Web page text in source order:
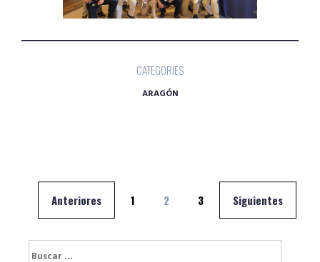
CATEGORIES
ARAGÓN
Navegación
de
entradas
Anteriores 1 2 3 Siguientes
Buscar: